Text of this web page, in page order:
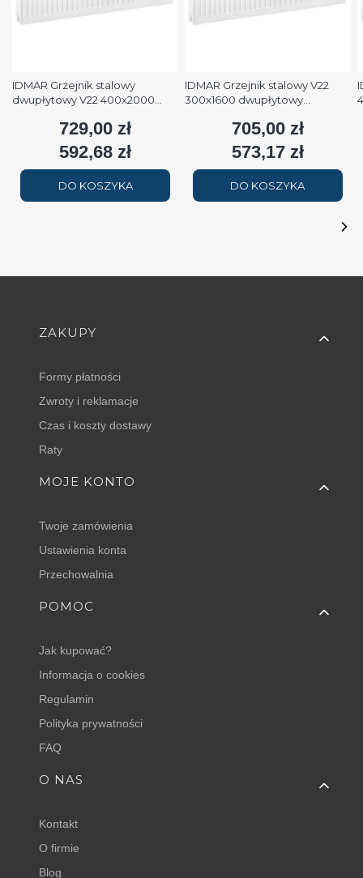
IDMAR Grzejnik stalowy
dwupłytowy V22 400x2000
2508W (90/70/20°C) biały
Cena
729,00 zł
Cena
592,68 zł
DO KOSZYKA
IDMAR Grzejnik stalowy V22
300x1600 dwupłytowy
(90/70/20°C) biały RAL9016
Cena
705,00 zł
Cena
573,17 zł
DO KOSZYKA
Linki w stopce
ZAKUPY
Formy płatności
Zwroty i reklamacje
Czas i koszty dostawy
Raty
MOJE KONTO
Twoje zamówienia
Ustawienia konta
Przechowalnia
POMOC
Jak kupować?
Informacja o cookies
Regulamin
Polityka prywatności
FAQ
O NAS
Kontakt
O firmie
Blog